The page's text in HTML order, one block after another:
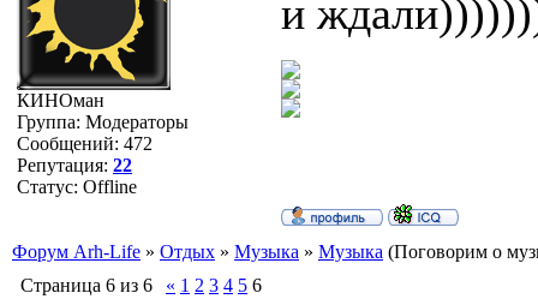
КИНОман
Группа: Модераторы
Сообщений: 472
Репутация: 22
Статус: Offline
и
Форум Arh-Life » Отдых » Музыка » Музыка (Поговорим о
Страница 6 из 6 « 1 2 3 4 5 6